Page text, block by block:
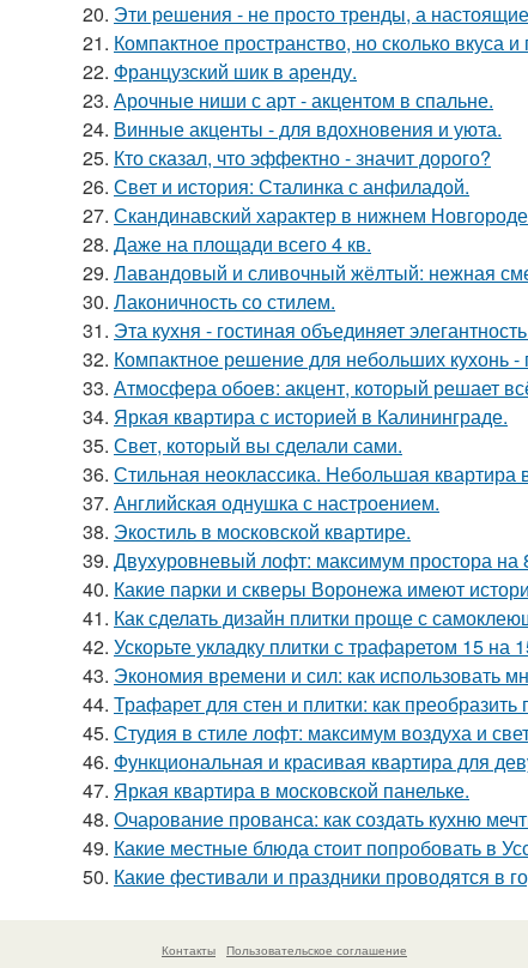
20. Эти решения - не просто тренды, а
21. Компактное пространство, но сколько вкуса
22. Французский шик в аренду.
23. Арочные ниши с арт - акцентом в спальне.
24. Винные акценты - для вдохновения и уюта.
25. Кто сказал, что эффектно - значит дорого?
26. Свет и история: Сталинка с анфиладой.
27. Скандинавский характер в нижнем
28. Даже на площади всего 4 кв.
29. Лавандовый и сливочный жёлтый: нежная
30. Лаконичность со стилем.
31. Эта кухня - гостиная объединяет
32. Компактное решение для небольших кухонь
33. Атмосфера обоев: акцент, который решает
34. Яркая квартира с историей в Калининграде.
35. Свет, который вы сделали сами.
36. Стильная неоклассика. Небольшая квартира
37. Английская однушка с настроением.
38. Экостиль в московской квартире.
39. Двухуровневый лофт: максимум простора на
40. Какие парки и скверы Воронежа имеют
41. Как сделать дизайн плитки проще с
42. Ускорьте укладку плитки с трафаретом 15 на
43. Экономия времени и сил: как использовать
44. Трафарет для стен и плитки: как
45. Студия в стиле лофт: максимум воздуха и
46. Функциональная и красивая квартира для
47. Яркая квартира в московской панельке.
48. Очарование прованса: как создать кухню
49. Какие местные блюда стоит попробовать в
50. Какие фестивали и праздники проводятся в
Контакты Пользовательское соглашение